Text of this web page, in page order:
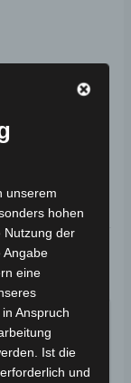
VISTA
unserem
hohen
Nutzung der
Angabe
eine
Anspruch
Ist die
und